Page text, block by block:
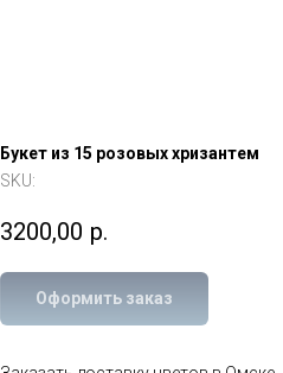
Букет из 15 розовых хризантем
SKU:
3200,00 р.
Оформить заказ